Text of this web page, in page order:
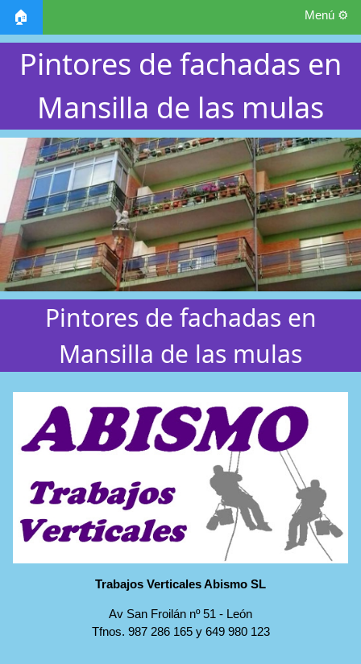
🏠 Menú ⚙️
Pintores de fachadas en
Mansilla de las mulas
Pintores de fachadas en
Mansilla de las mulas
Trabajos Verticales Abismo SL
Av San Froilán nº 51 - León
Tfnos. 987 286 165y 649 980 123